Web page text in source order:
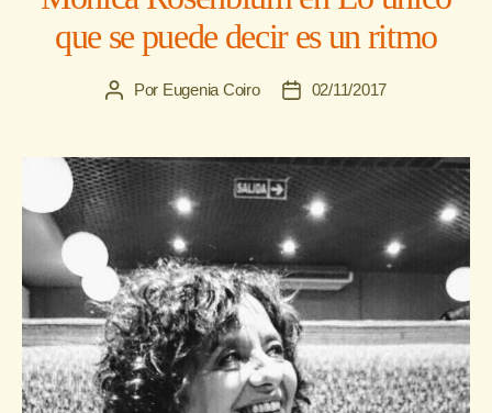
que se puede decir es un ritmo
Autor
entrada
Por Eugenia Coiro
Fecha
entrada
02/11/2017